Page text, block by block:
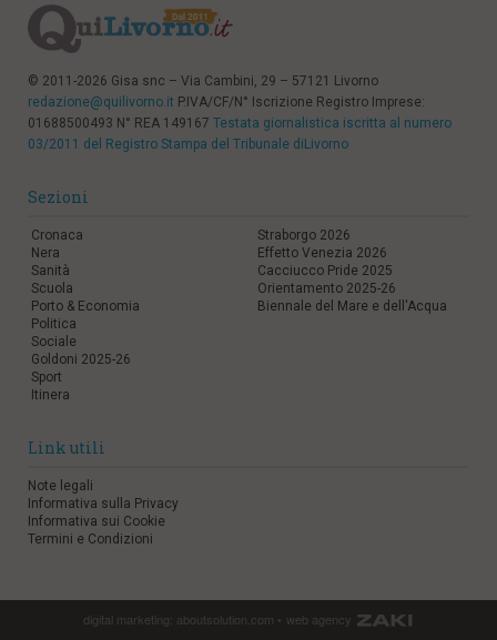
© 2011-2026 Gisa snc – Via Cambini, 29 – 57121 Livorno
redazione@quilivorno.it P.IVA/CF/N° Iscrizione Registro Imprese:
01688500493 N° REA 149167 Testata giornalistica iscritta al numero
03/2011 del Registro Stampa del Tribunale diLivorno
Sezioni
Cronaca
Nera
Sanità
Scuola
Porto & Economia
Politica
Sociale
Goldoni 2025-26
Sport
Itinera
Straborgo 2026
Effetto Venezia 2026
Cacciucco Pride 2025
Orientamento 2025-26
Biennale del Mare e dell'Acqua
Link utili
Note legali
Informativa sulla Privacy
Informativa sui Cookie
Termini e Condizioni
digital marketing: aboutsolution.com •web agency